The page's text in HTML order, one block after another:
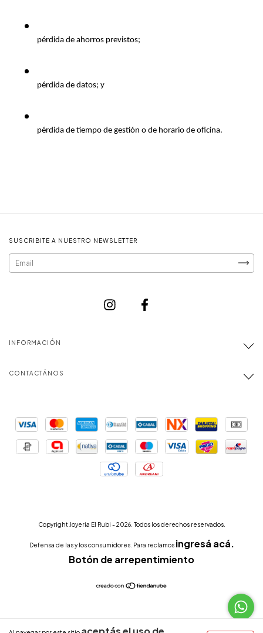
pérdida de ahorros previstos;
pérdida de datos; y
pérdida de tiempo de gestión o de horario de oficina.
SUSCRIBITE A NUESTRO NEWSLETTER
INFORMACIÓN
CONTACTÁNOS
Copyright Joyeria El Rubi - 2026. Todos los derechos reservados.
Defensa de las y los consumidores. Para reclamos ingresá acá.
Botón de arrepentimiento